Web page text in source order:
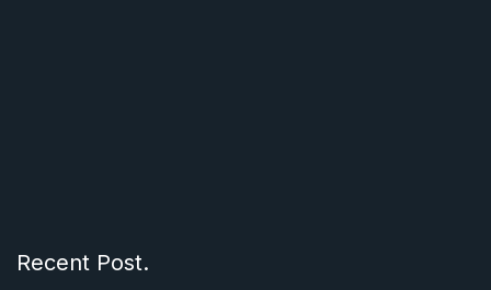
Recent Post.